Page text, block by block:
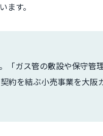
す。
「ガス管の敷設や保守管
約を結ぶ小売事業を大阪